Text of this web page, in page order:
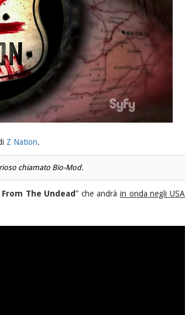
Z Nation.
chiamato Bio-Mod.
From The Undead” che andrà in onda negli USA